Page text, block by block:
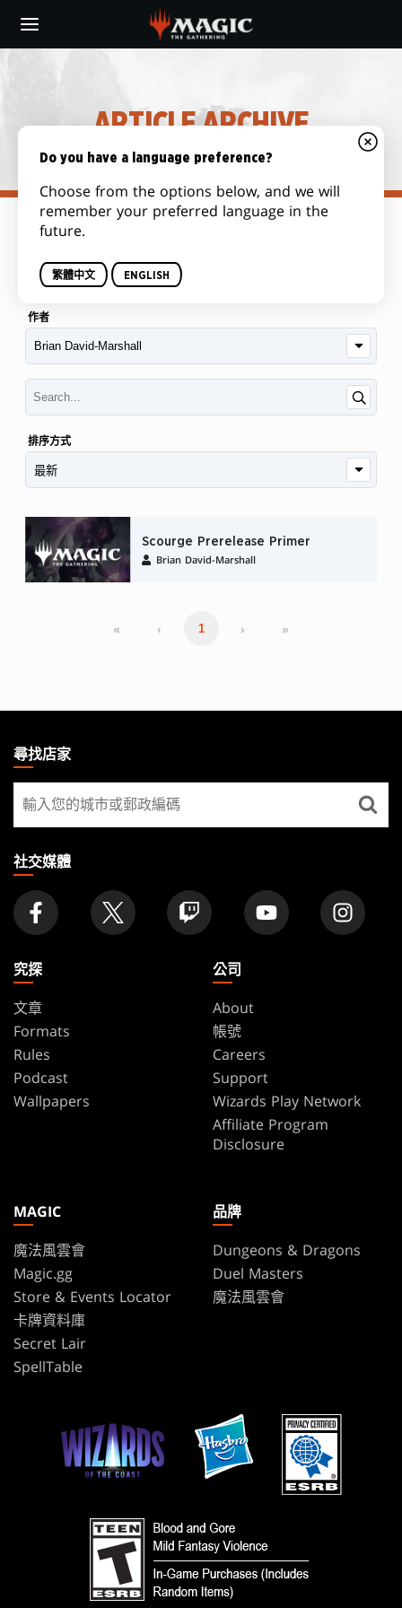
main
ARTICLE ARCHIVE
作者
排序方式
Scourge Prerelease Primer
Brian David-Marshall
« ‹ 1 › »
THE
GATHERING
FOOTER
尋找店家
尋
找
家
社交媒體
究探
文章
Formats
Rules
Podcast
Wallpapers
公司
About
帳號
Careers
Support
Wizards Play Network
Affiliate Program
Disclosure
MAGIC
魔法風雲會
Magic.gg
Store & Events Locator
卡牌資料庫
Secret Lair
SpellTable
品牌
Dungeons & Dragons
Duel Masters
魔法風雲會
Do you have a language preference?
Choose from the options below, and we will
remember your preferred language in the
future.
繁體中文 ENGLISH